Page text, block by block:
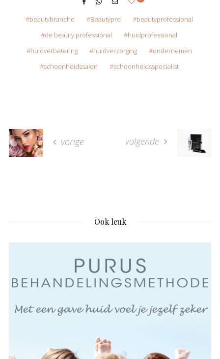
beautybranche Beautypro
beautyprofessional
de beauty professional
huidprofessional
huidverbetering
huidverzorging
ondernemen
schoonheidssalon
schoonheidsspecialist
vorige volgende
Ook leuk